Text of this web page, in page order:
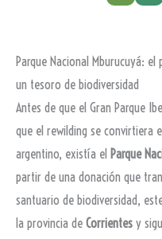
Parque Nacional Mburucuyá:
un tesoro de biodiversidad
Antes de que el Gran Parque
que el rewilding se convirtiera
argentino, existía el Parque
partir de una donación que
santuario de biodiversidad,
la provincia de Corrientes y